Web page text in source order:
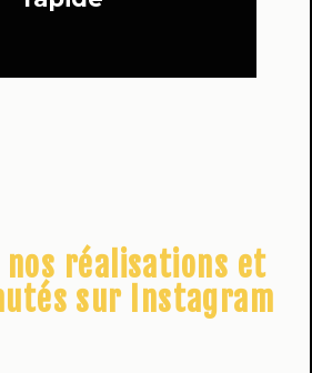
nos réalisations et
sur Instagram